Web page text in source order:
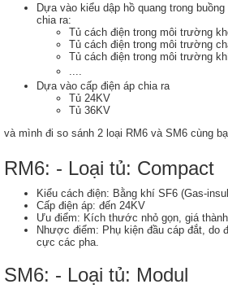
Dựa vào kiểu dập hồ quang trong
chia ra:
Tủ cách điện trong môi trường
Tủ cách điện trong môi trường
Tủ cách điện trong môi trường
Dựa vào cấp điện áp chia ra
Tủ 24KV
Tủ 36KV
và mình đi so sánh 2 loại RM6 và SM6 cùng
RM6: - Loại tủ: Compact
Kiểu cách điện: Bằng khí SF6 (Gas-
Cấp điện áp: đến 24KV
Ưu điểm: Kích thước nhỏ gọn, giá
Nhược điểm: Phụ kiện đầu cáp đắt, do
cực các pha.
SM6: - Loại tủ: Modul